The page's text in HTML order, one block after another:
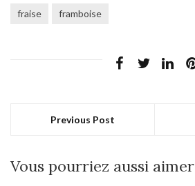
fraise framboise
Previous Post
Vous pourriez aussi aimer